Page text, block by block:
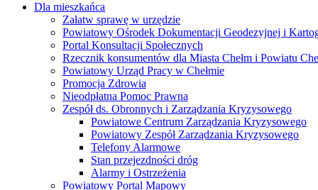
Dla mieszkańca
Załatw sprawę w urzędzie
Powiatowy Ośrodek Dokumentacji Geodezyjnej i
Portal Konsultacji Społecznych
Rzecznik konsumentów dla Miasta Chełm i Powiatu
Powiatowy Urząd Pracy w Chełmie
Promocja Zdrowia
Nieodpłatna Pomoc Prawna
Zespół ds. Obronnych i Zarządzania Kryzysowego
Powiatowe Centrum Zarządzania Kryzysowego
Powiatowy Zespół Zarządzania Kryzysowego
Telefony Alarmowe
Stan przejezdności dróg
Alarmy i Ostrzeżenia
Powiatowy Portal Mapowy